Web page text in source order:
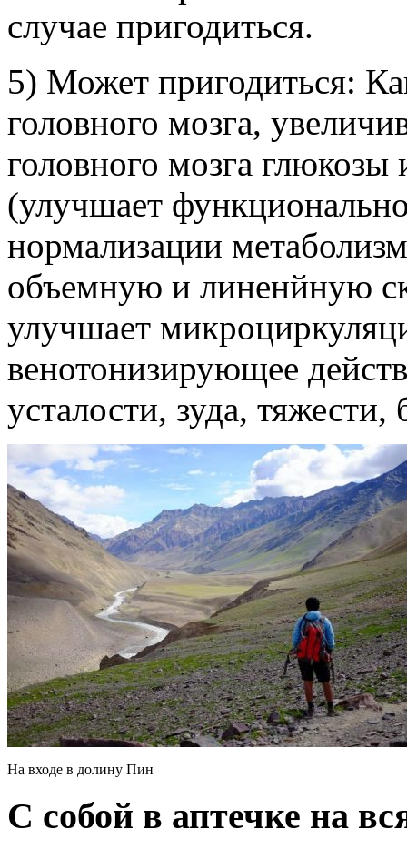
случае пригодиться.
5) Может пригодиться:
головного мозга,
головного мозга
(улучшает
нормализации
объемную и линенйную
улучшает
венотонизирующее
усталости, зуда, тяжести,
На входе в долину Пин
С собой в аптечке на